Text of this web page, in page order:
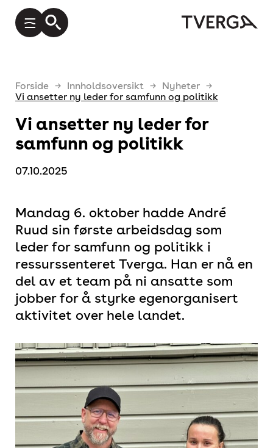
Forside Innholdsoversikt
Nyheter
Vi ansetter ny leder for samfunn og politikk
Vi ansetter ny leder for
samfunn og politikk
07.10.2025
Mandag 6. oktober hadde André
Ruud sin første arbeidsdag som
leder for samfunn og politikk i
ressurssenteret Tverga. Han er nå en
del av et team på ni ansatte som
jobber for å styrke egenorganisert
aktivitet over hele landet.